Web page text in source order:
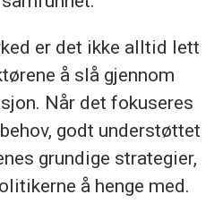
er det ikke alltid lett
å slå gjennom
Når det fokuseres
godt understøttet
grundige strategier,
å henge med.